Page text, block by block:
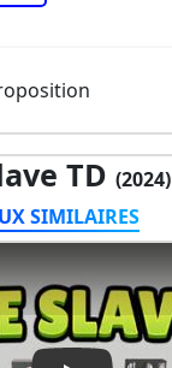
TD (2024)
SIMILAIRES